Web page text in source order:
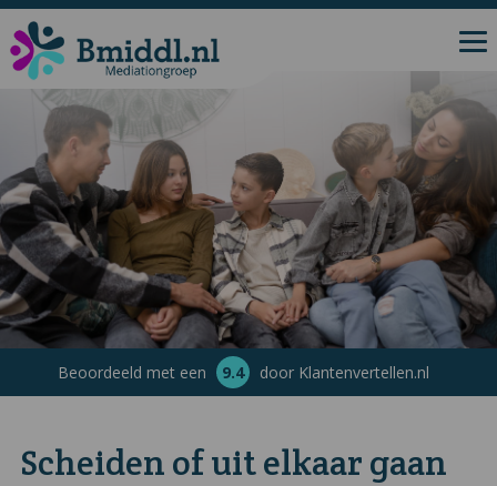
Beoordeeld met een 9.4 door Klantenvertellen.nl
Scheiden of uit elkaar gaan